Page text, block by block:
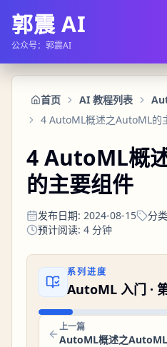
郭震 AI
公众号：郭震AI
首页 AI 教程列表
4 AutoML概述之AutoML的
4 AutoML概
的主要组件
发布日期: 2024-08-15 分类
预计阅读: 4 分钟
系列进度
AutoML 入门 ·
上一篇
AutoML概述之